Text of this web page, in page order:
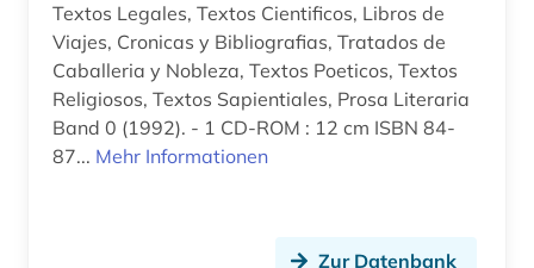
geistlicher; dramatiker; librettist; lyriker;
schriftsteller (1)
carl michael bellman (1)
casanova (1)
Textos Legales, Textos Cientificos, Libros de
Viajes, Cronicas y Bibliografias, Tratados de
Caballeria y Nobleza, Textos Poeticos, Textos
Religiosos, Textos Sapientiales, Prosa Literaria
Band 0 (1992). - 1 CD-ROM : 12 cm ISBN 84-
87... Mehr Informationen
Zur Datenbank